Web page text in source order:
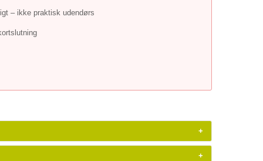
– ikke praktisk udendørs
+
+